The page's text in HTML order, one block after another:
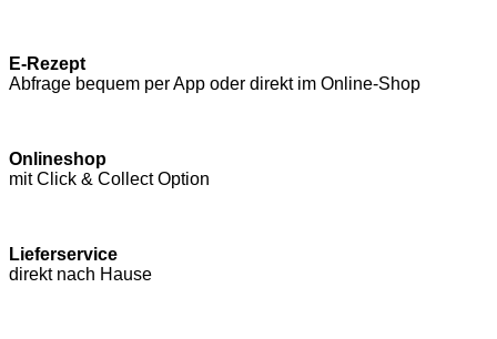
E-Rezept
Abfrage bequem per App oder direkt im Online-Shop
Onlineshop
mit Click & Collect Option
Lieferservice
direkt nach Hause